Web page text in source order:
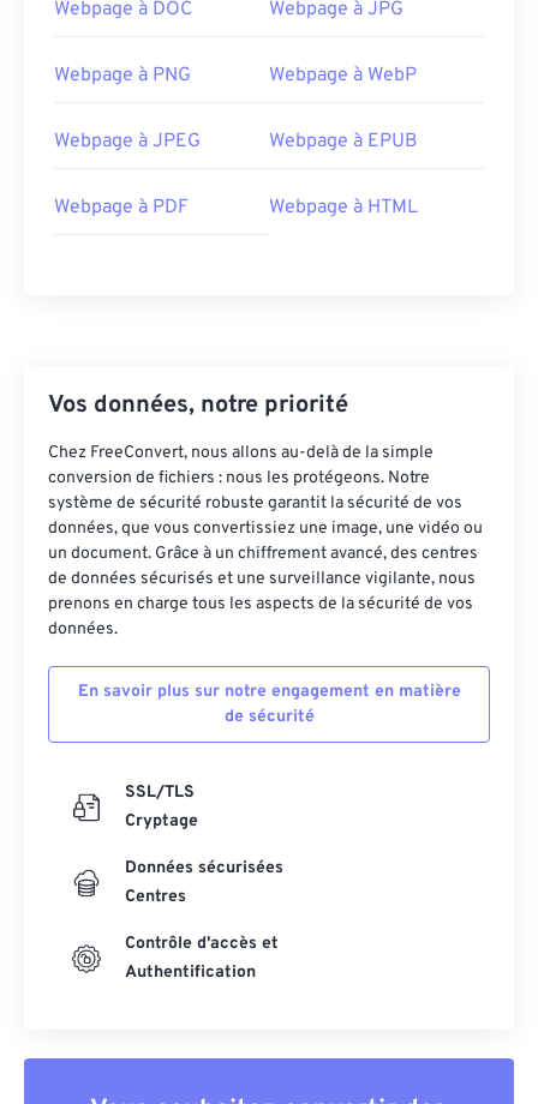
Webpage à DOC Webpage à JPG
Webpage à PNG Webpage à WebP
Webpage à JPEG Webpage à EPUB
Webpage à PDF Webpage à HTML
Vos données, notre priorité
Chez FreeConvert, nous allons au-delà de la simple
conversion de fichiers : nous les protégeons. Notre
système de sécurité robuste garantit la sécurité de vos
données, que vous convertissiez une image, une vidéo ou
un document. Grâce à un chiffrement avancé, des centres
de données sécurisés et une surveillance vigilante, nous
prenons en charge tous les aspects de la sécurité de vos
données.
En savoir plus sur notre engagement en matière
de sécurité
SSL/TLS
Cryptage
Données sécurisées
Centres
Contrôle d'accès et
Authentification